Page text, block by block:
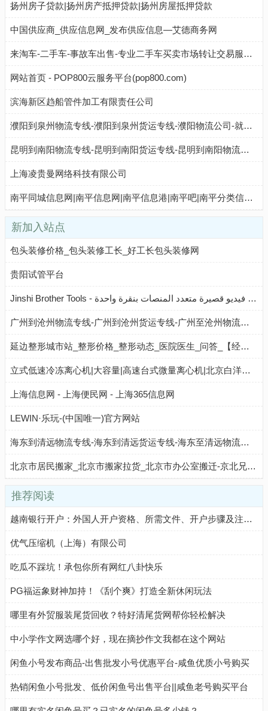
扬州房子贷款|扬州房产抵押贷款|扬州房屋抵押贷款
中国供应商_供应信息网_发布供应信息—艾德商务网
来淘车-二手车-事故车出售-专业二手车买卖市场转让交易服务平台
网站首页 - POP800云服务平台(pop800.com)
滨海新区趋船管件加工有限责任公司
濮阳到泉州物流专线-濮阳到泉州货运专线-濮阳物流公司-就发物流网
昆明到南阳物流专线-昆明到南阳货运专线-昆明到南阳物流公司-点到物流
上海凌贵曼网络科技有限公司
南平同城信息网|南平信息网|南平信息港|南平吧|南平分类信息网|南平生活网 专业门户
新加入站点
包头装修价格_包头装修工长_好工长包头装修网
贵阳试管平台
Jinshi Brother Tools - برنامج نشر/توزيع مقاطع فيديو قصيرة متعدد المنصات بنقرة واحدة
广州到沧州物流专线-广州到沧州货运专线-广州至沧州物流公司-就发物流网
延边整形城市站_整形价格_整形动态_医院医生_问答_【经典整形网】
立式低速冷冻离心机|大容量|高速台式微量离心机|北京白洋医疗器械有限公司
上海信息网 - 上海便民网 - 上海365信息网
LEWIN·乐玩-(中国唯一)官方网站
海东到清远物流专线-海东到清远货运专线-海东至清远物流公司-就发物流网
北京市居民搬家_北京市搬家拉货_北京市办公室搬迁-京北兄弟搬家...
推荐阅读
越南银行开户：外国人开户资格、所需文件、开户步骤及注意事项
优气压缩机（上海）有限公司
吃瓜不踩坑！承包你所有网红八卦快乐
PG福运象财神加持！《刮个爽》打造全新休闲玩法
哪里有外贸服装尾货回收？特好清尾货网帮你轻松解决
中小学作文网选哪个好，现在摘抄作文我都在这个网站
闲鱼小号发布商品-出售批发小号优惠平台-咸鱼优质小号购买
热销闲鱼小号批发、低价闲鱼号出售平台||咸鱼老号购买平台